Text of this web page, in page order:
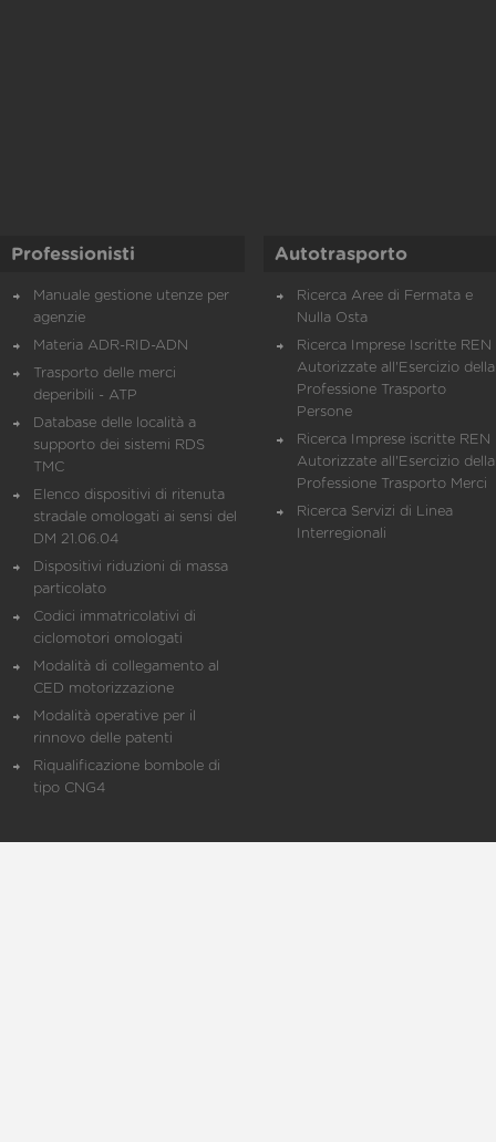
Professionisti
Manuale gestione utenze per
agenzie
Materia ADR-RID-ADN
Trasporto delle merci
deperibili - ATP
Database delle località a
supporto dei sistemi RDS
TMC
Elenco dispositivi di ritenuta
stradale omologati ai sensi del
DM 21.06.04
Dispositivi riduzioni di massa
particolato
Codici immatricolativi di
ciclomotori omologati
Modalità di collegamento al
CED motorizzazione
Modalità operative per il
rinnovo delle patenti
Riqualificazione bombole di
tipo CNG4
Autotrasporto
Ricerca Aree di Fermata e
Nulla Osta
Ricerca Imprese Iscritte REN
Autorizzate all'Esercizio della
Professione Trasporto
Persone
Ricerca Imprese iscritte REN
Autorizzate all'Esercizio della
Professione Trasporto Merci
Ricerca Servizi di Linea
Interregionali